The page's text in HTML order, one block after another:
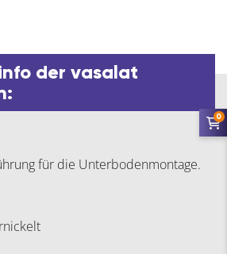
der vasalat
für die Unterbodenmontage.
0